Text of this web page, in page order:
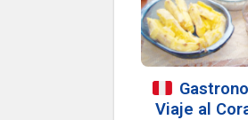
Viaje al